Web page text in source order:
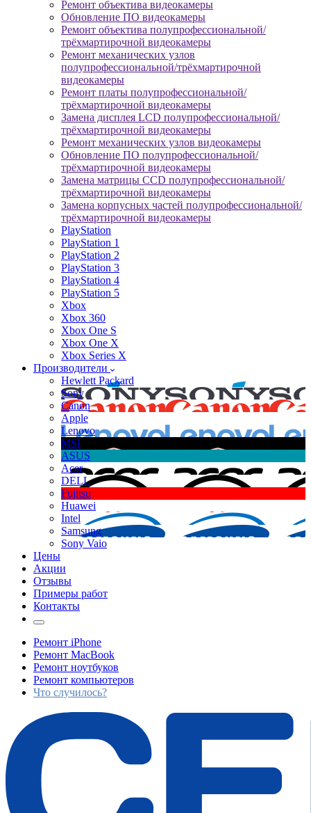
Ремонт объектива видеокамеры
Обновление ПО видеокамеры
Ремонт объектива полупрофессиональной/
трёхмартирочной видеокамеры
Ремонт механических узлов
полупрофессиональной/трёхмартирочной
видеокамеры
Ремонт платы полупрофессиональной/
трёхмартирочной видеокамеры
Замена дисплея LCD полупрофессиональной/
трёхмартирочной видеокамеры
Ремонт механических узлов видеокамеры
Обновление ПО полупрофессиональной/
трёхмартирочной видеокамеры
Замена матрицы CCD полупрофессиональной/
трёхмартирочной видеокамеры
Замена корпусных частей полупрофессиональной/
трёхмартирочной видеокамеры
PlayStation
PlayStation 1
PlayStation 2
PlayStation 3
PlayStation 4
PlayStation 5
Xbox
Xbox 360
Xbox One S
Xbox One X
Xbox Series X
Производители
Hewlett Packard
Sony
Canon
Apple
Lenovo
MSI
ASUS
Acer
DELL
Fujitsu
Huawei
Intel
Samsung
Sony Vaio
Цены
Акции
Отзывы
Примеры работ
Контакты
Ремонт iPhone
Ремонт MacBook
Ремонт ноутбуков
Ремонт компьютеров
Что случилось?